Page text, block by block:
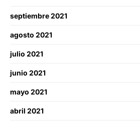
septiembre 2021
agosto 2021
julio 2021
junio 2021
mayo 2021
abril 2021